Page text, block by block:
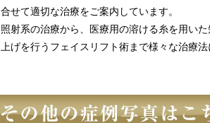
せて適切な治療をご案内しています。
射系の治療から、医療用の溶ける糸を用い
げを行うフェイスリフト術まで様々な治療